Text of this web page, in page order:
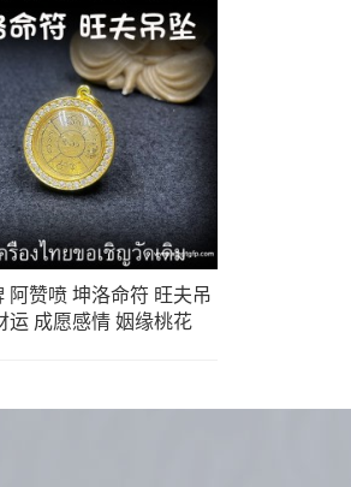
阿赞喷 坤洛命符 旺夫吊
运 成愿感情 姻缘桃花